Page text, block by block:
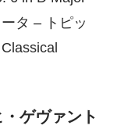
タ – トピッ
ゲヴァント